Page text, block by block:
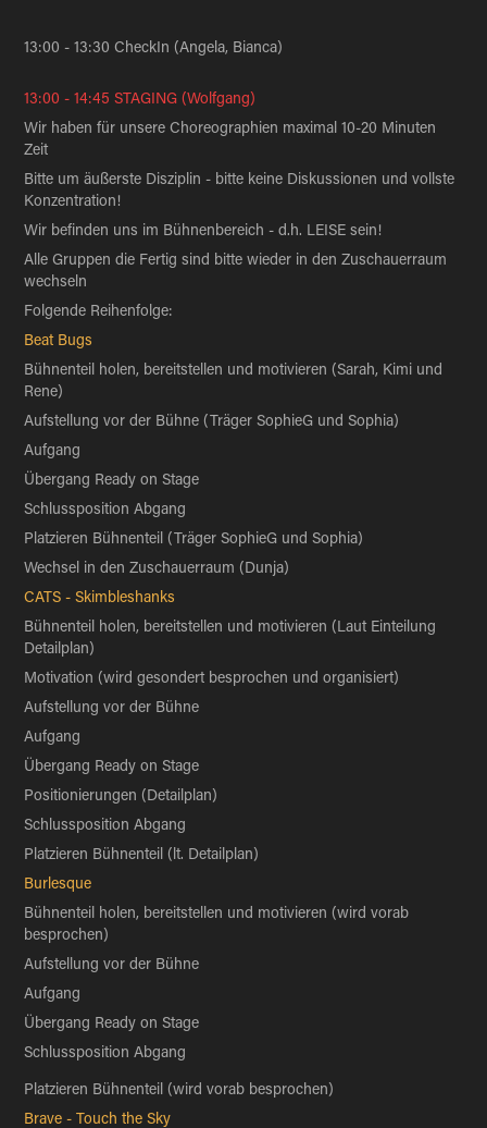
13:00 - 13:30 CheckIn (Angela, Bianca)
13:00 - 14:45 STAGING (Wolfgang)
Wir haben für unsere Choreographien maximal 10-20 Minuten
Zeit
Bitte um äußerste Disziplin - bitte keine Diskussionen und vollste
Konzentration!
Wir befinden uns im Bühnenbereich - d.h. LEISE sein!
Alle Gruppen die Fertig sind bitte wieder in den Zuschauerraum
wechseln
Folgende Reihenfolge:
Beat Bugs
Bühnenteil holen, bereitstellen und motivieren (Sarah, Kimi und
Rene)
Aufstellung vor der Bühne (Träger SophieG und Sophia)
Aufgang
Übergang Ready on Stage
Schlussposition Abgang
Platzieren Bühnenteil (Träger SophieG und Sophia)
Wechsel in den Zuschauerraum (Dunja)
CATS - Skimbleshanks
Bühnenteil holen, bereitstellen und motivieren (Laut Einteilung
Detailplan)
Motivation (wird gesondert besprochen und organisiert)
Aufstellung vor der Bühne
Aufgang
Übergang Ready on Stage
Positionierungen (Detailplan)
Schlussposition Abgang
Platzieren Bühnenteil (lt. Detailplan)
Burlesque
Bühnenteil holen, bereitstellen und motivieren (wird vorab
besprochen)
Aufstellung vor der Bühne
Aufgang
Übergang Ready on Stage
Schlussposition Abgang
Platzieren Bühnenteil (wird vorab besprochen)
Brave - Touch the Sky